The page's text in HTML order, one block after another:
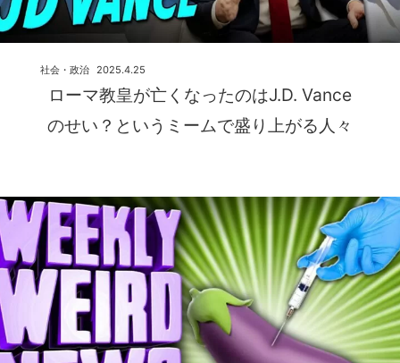
ローマ教皇が亡くなったのはJ.D. Vance
のせい？というミームで盛り上がる人々
2025.4.25
社会・政治